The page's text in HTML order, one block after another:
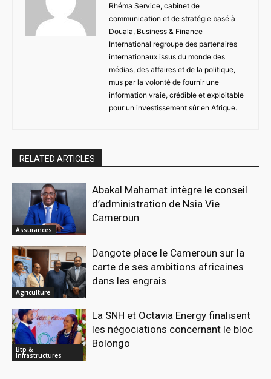
Rhéma Service, cabinet de
communication et de stratégie basé à
Douala, Business & Finance
International regroupe des partenaires
internationaux issus du monde des
médias, des affaires et de la politique,
mus par la volonté de fournir une
information vraie, crédible et exploitable
pour un investissement sûr en Afrique.
RELATED ARTICLES
Assurances
Abakal Mahamat intègre le conseil
d’administration de Nsia Vie
Cameroun
Agriculture
Dangote place le Cameroun sur la
carte de ses ambitions africaines
dans les engrais
Btp &
Infrastructures
La SNH et Octavia Energy finalisent
les négociations concernant le bloc
Bolongo